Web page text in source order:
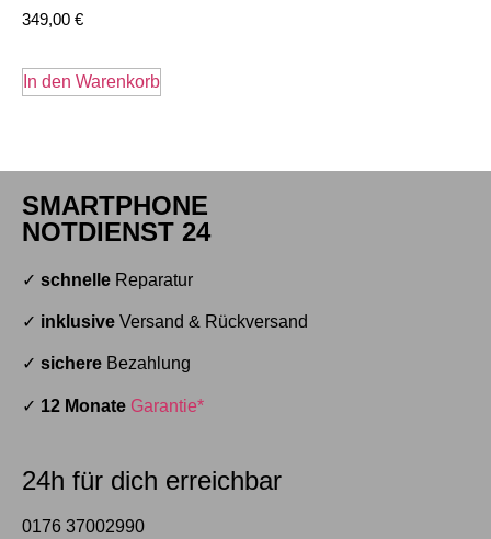
349,00 €
In den Warenkorb
SMARTPHONE
NOTDIENST 24
✓ schnelle Reparatur
✓ inklusive Versand & Rückversand
✓ sichere Bezahlung
✓ 12 Monate Garantie*
24h für dich erreichbar
0176 37002990